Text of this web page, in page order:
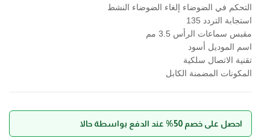
التحكم في الضوضاء إلغاء الضوضاء النشط
استجابة التردد 135
مقبس سماعات الرأس 3.5 مم
اسم الموديل أسود
تقنية الاتصال سلكية
المكونات المضمنة الكابل
احصل على خصم 50% عند الدفع بواسطة حالا